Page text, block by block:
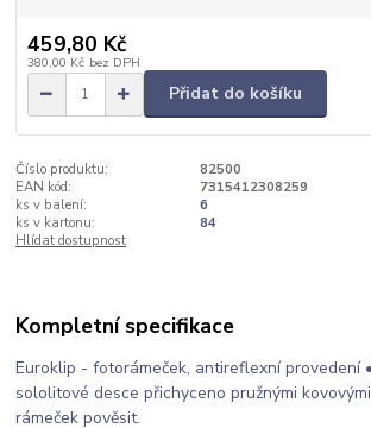
459,80 Kč
380,00 Kč bez DPH
Přidat do košíku
Číslo produktu:
82500
EAN kód:
7315412308259
ks v balení:
6
ks v kartonu:
84
Hlídat dostupnost
Kompletní specifikace
Euroklip - fotorámeček, antireflexní provedení
sololitové desce přichyceno pružnými
rámeček pověsit.